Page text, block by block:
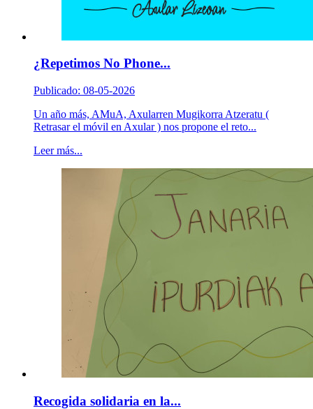
¿Repetimos No Phone...
Publicado: 08-05-2026
Un año más, AMuA, Axularren Mugikorra Atzeratu (
Retrasar el móvil en Axular ) nos propone el reto...
Leer más...
Recogida solidaria en la...